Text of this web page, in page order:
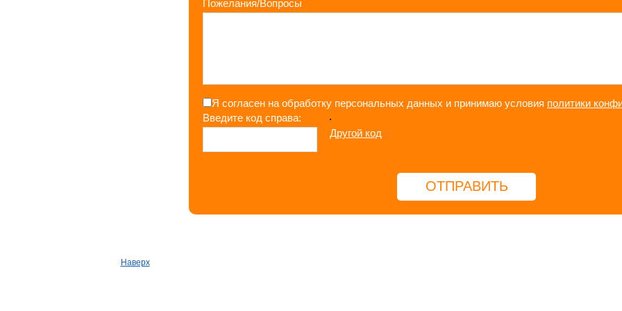
Пожелания/Вопросы
Я согласен на обработку персональных данных и принимаю условия политики
Введите код справа:
Другой код
Наверх